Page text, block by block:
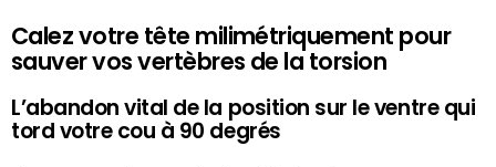
Calez votre tête milimétriquement pour
sauver vos vertèbres de la torsion
L’abandon vital de la position sur le ventre qui
tord votre cou à 90 degrés